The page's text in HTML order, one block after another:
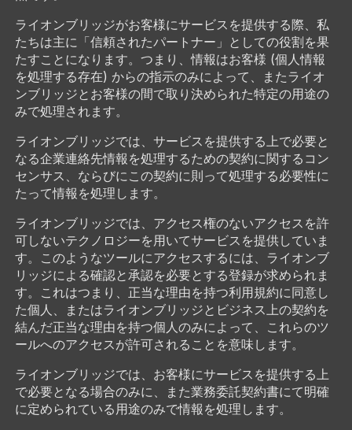
ライオンブリッジがお客様にサービスを提供する際、私
たちは主に「信頼されたパートナー」としての役割を果
たすことになります。つまり、情報はお客様 (個人情報
を処理する存在) からの指示のみによって、またライオ
ンブリッジとお客様の間で取り決められた特定の用途の
みで処理されます。
ライオンブリッジでは、サービスを提供する上で必要と
なる企業連絡先情報を処理するための契約に関するコン
センサス、ならびにこの契約に則って処理する必要性に
たって情報を処理します。
ライオンブリッジでは、アクセス権のないアクセスを許
可しないテクノロジーを用いてサービスを提供していま
す。このようなツールにアクセスするには、ライオンブ
リッジによる確認と承認を必要とする登録が求められま
す。これはつまり、正当な理由を持つ利用規約に同意し
た個人、またはライオンブリッジとビジネス上の契約を
結んだ正当な理由を持つ個人のみによって、これらのツ
ールへのアクセスが許可されることを意味します。
ライオンブリッジでは、お客様にサービスを提供する上
で必要となる場合のみに、また業務委託契約書にて明確
に定められている用途のみで情報を処理します。